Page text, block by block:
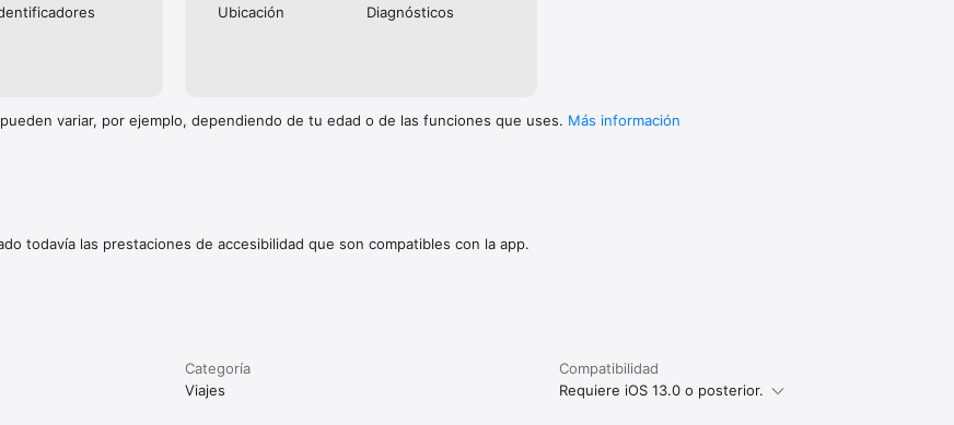
Ubicación
Diagnósticos
variar, por ejemplo, dependiendo de tu edad o de las funciones que uses. Más información
todavía las prestaciones de accesibilidad que son compatibles con la app.
Categoría
Viajes
Compatibilidad
Requiere iOS 13.0 o posterior.